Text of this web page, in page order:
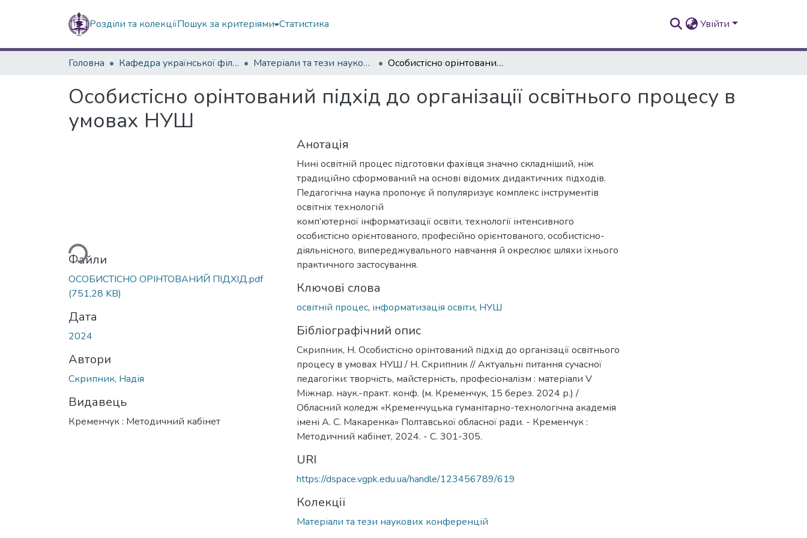
Розділи та колекціїПошук за критеріями Статистика Увійти
Головна Кафедра української філології Матеріали та тези наукових конференцій Особистісно орінтований підхід до організації освітнього процесу в умовах НУШ
Особистісно орінтований підхід до організації освітнього процесу в
умовах НУШ
Вантажиться...
Файли
ОСОБИСТІСНО ОРІНТОВАНИЙ ПІДХІД.pdf
(751,28 KB)
Дата
2024
Автори
Скрипник, Надія
Видавець
Кременчук : Методичний кабінет
Анотація
Нині освітній процес підготовки фахівця значно складніший, ніж
традиційно сформований на основі відомих дидактичних підходів.
Педагогічна наука пропонує й популяризує комплекс інструментів
освітніх технологій
комп’ютерної інформатизації освіти, технології інтенсивного
особистісно орієнтованого, професійно орієнтованого, особистісно-
діяльнісного, випереджувального навчання й окреслює шляхи їхнього
практичного застосування.
Ключові слова
освітній процес, інформатизація освіти, НУШ
Бібліографічний опис
Скрипник, Н. Особистісно орінтований підхід до організації освітнього
процесу в умовах НУШ / Н. Скрипник // Актуальні питання сучасної
педагогіки: творчість, майстерність, професіоналізм : матеріали V
Міжнар. наук.-практ. конф. (м. Кременчук, 15 берез. 2024 р.) /
Обласний коледж «Кременчуцька гуманітарно-технологічна академія
імені А. С. Макаренка» Полтавської обласної ради. - Кременчук :
Методичний кабінет, 2024. - С. 301-305.
URI
https://dspace.vgpk.edu.ua/handle/123456789/619
Колекції
Матеріали та тези наукових конференцій